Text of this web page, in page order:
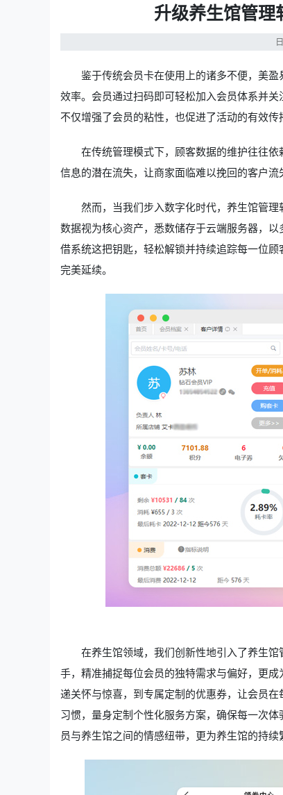
升级养生馆管理
鉴于传统会员卡在使用上的诸多不便，美盈
效率。会员通过扫码即可轻松加入会员体系并
不仅增强了会员的粘性，也促进了活动的有效传
在传统管理模式下，顾客数据的维护往往
信息的潜在流失，让商家面临难以挽回的客户流
然而，当我们步入数字化时代，养生馆管
数据视为核心资产，悉数储存于云端服务器，
借系统这把钥匙，轻松解锁并持续追踪每一位
完美延续。
在养生馆领域，我们创新性地引入了养生
手，精准捕捉每位会员的独特需求与偏好，更
递关怀与惊喜，到专属定制的优惠券，让会员
习惯，量身定制个性化服务方案，确保每一次
员与养生馆之间的情感纽带，更为养生馆的持续